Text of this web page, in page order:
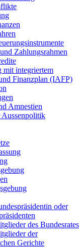
Zahlungsrahmen
mit integriertem
Finanzplan (IAFP)
Amnestien
oder
des Bundesrates
der
Gerichte